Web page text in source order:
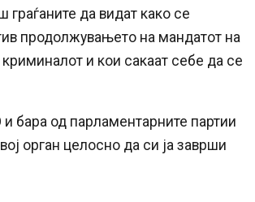
да видат како се
продолжувањето на мандатот на
и кои сакаат себе да се
бара од парламентарните партии
орган целосно да си ја заврши